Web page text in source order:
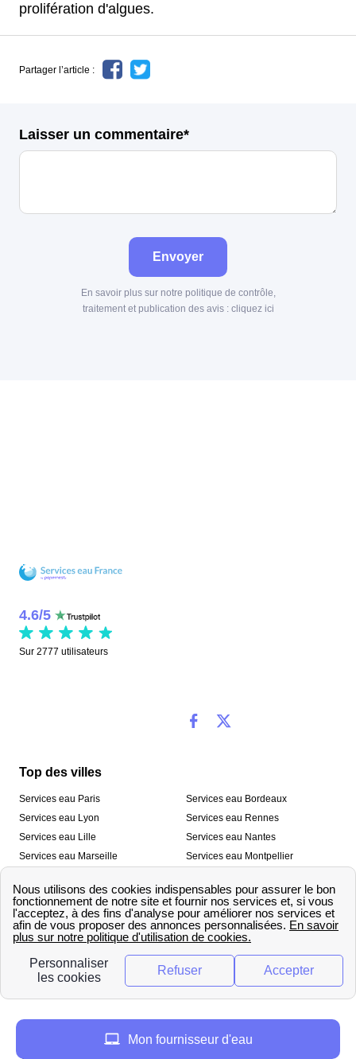
prolifération d'algues.
Partager l’article :
Laisser un commentaire*
Envoyer
En savoir plus sur notre politique de contrôle,
traitement et publication des avis : cliquez ici
4.6/5
Sur 2777 utilisateurs
Top des villes
Services eau Paris
Services eau Lyon
Services eau Lille
Services eau Marseille
Services eau Toulon
Services eau Bordeaux
Services eau Rennes
Services eau Nantes
Services eau Montpellier
Services eau Strasbourg
Nos outils
🛁 Simulateur consommation eau
💧 Comparer les fournisseurs
d’eau
Qui sommes-nous ?
Mon fournisseur d'eau